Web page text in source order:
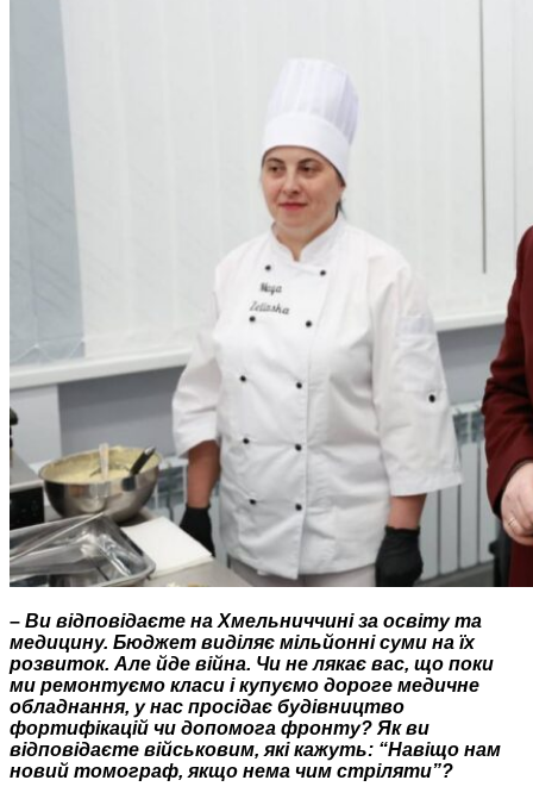
– Ви відповідаєте на Хмельниччиніза освіту та
медицину. Бюджет виділяє мільйонні суми на їх
розвиток. Але йде війна. Чи не лякає вас, що поки
ми ремонтуємо класи і купуємо дороге медичне
обладнання, у нас просідає будівництво
фортифікацій чи допомога фронту? Як ви
відповідаєте військовим, які кажуть: “Навіщо нам
новий томограф, якщо нема чим стріляти”?